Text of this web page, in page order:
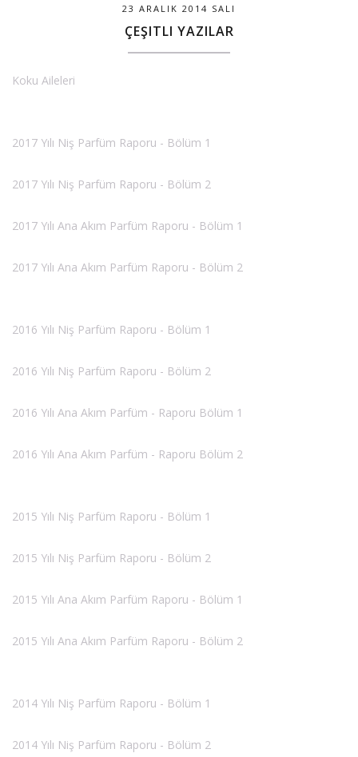
23 ARALIK 2014 SALI
ÇEŞITLI YAZILAR
Koku Aileleri
2017 Yılı Niş Parfüm Raporu - Bölüm 1
2017 Yılı Niş Parfüm Raporu - Bölüm 2
2017 Yılı Ana Akım Parfüm Raporu - Bölüm 1
2017 Yılı Ana Akım Parfüm Raporu - Bölüm 2
2016 Yılı Niş Parfüm Raporu - Bölüm 1
2016 Yılı Niş Parfüm Raporu - Bölüm 2
2016 Yılı Ana Akım Parfüm - Raporu Bölüm 1
2016 Yılı Ana Akım Parfüm - Raporu Bölüm 2
2015 Yılı Niş Parfüm Raporu - Bölüm 1
2015 Yılı Niş Parfüm Raporu - Bölüm 2
2015 Yılı Ana Akım Parfüm Raporu - Bölüm 1
2015 Yılı Ana Akım Parfüm Raporu - Bölüm 2
2014 Yılı Niş Parfüm Raporu - Bölüm 1
2014 Yılı Niş Parfüm Raporu - Bölüm 2